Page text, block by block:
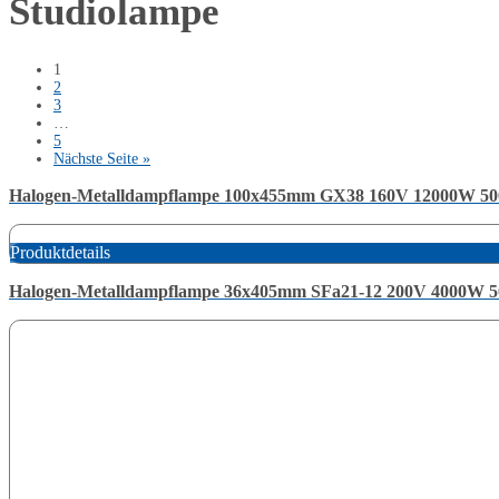
Studiolampe
1
2
3
5
Nächste Seite »
Halogen-Metalldampflampe 100x455mm GX38 160V 12000W
Produktdetails
Halogen-Metalldampflampe 36x405mm SFa21-12 200V 4000W